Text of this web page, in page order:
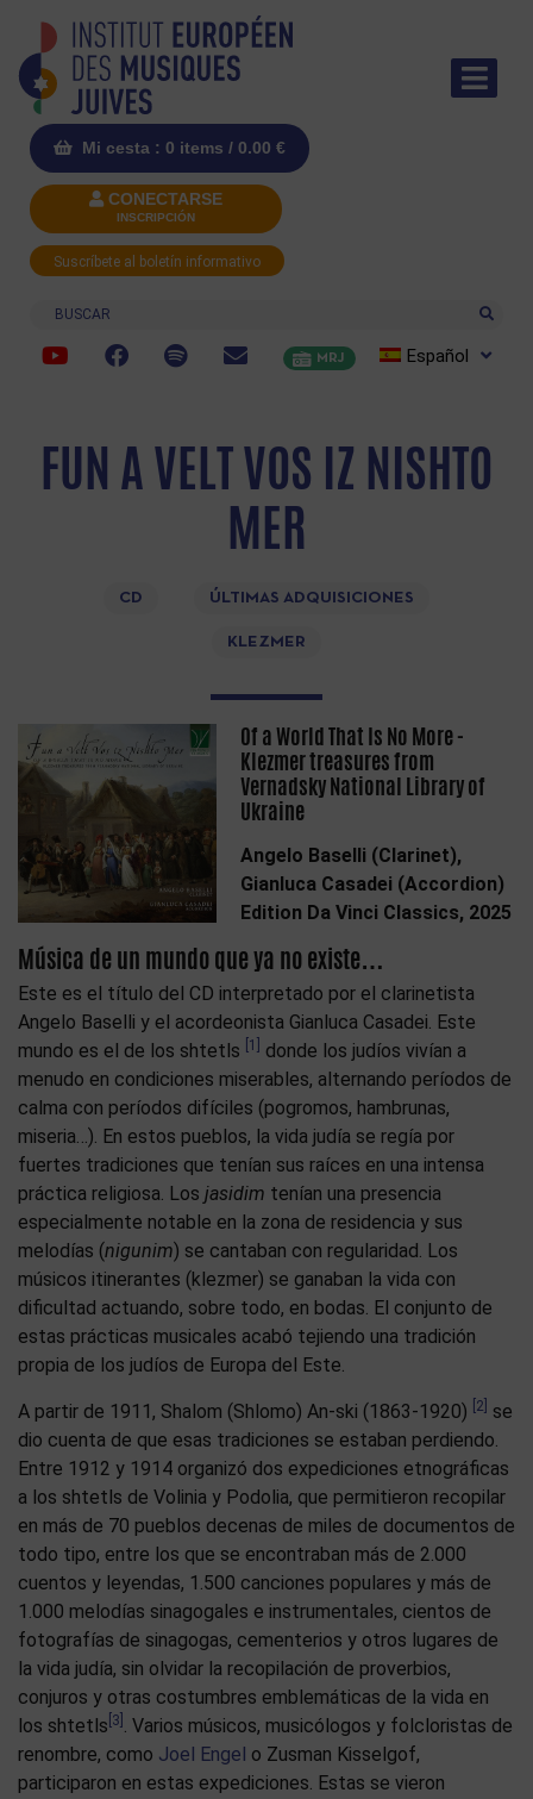
Mi cesta : 0 items / 0.00 €
CONECTARSE
INSCRIPCIÓN
Suscríbete al boletín informativo
Buscar
MRJ Español
FUN A VELT VOS IZ NISHTO
MER
CD ÚLTIMAS ADQUISICIONES
KLEZMER
Of a World That Is No More -
Klezmer treasures from
Vernadsky National Library of
Ukraine
Angelo Baselli (Clarinet),
Gianluca Casadei (Accordion)
Edition Da Vinci Classics, 2025
Música de un mundo que ya no existe…
Este es el título del CD interpretado por el clarinetista
Angelo Baselli y el acordeonista Gianluca Casadei. Este
mundo es el de los shtetls
[1]
donde los judíos vivían a
menudo en condiciones miserables, alternando períodos de
calma con períodos difíciles (pogromos, hambrunas,
miseria…). En estos pueblos, la vida judía se regía por
fuertes tradiciones que tenían sus raíces en una intensa
práctica religiosa. Los jasidim tenían una presencia
especialmente notable en la zona de residencia y sus
melodías (nigunim) se cantaban con regularidad. Los
músicos itinerantes (klezmer) se ganaban la vida con
dificultad actuando, sobre todo, en bodas. El conjunto de
estas prácticas musicales acabó tejiendo una tradición
propia de los judíos de Europa del Este.
A partir de 1911, Shalom (Shlomo) An-ski (1863-1920) [2]
se
dio cuenta de que esas tradiciones se estaban perdiendo.
Entre 1912 y 1914 organizó dos expediciones etnográficas
a los shtetls de Volinia y Podolia, que permitieron recopilar
en más de 70 pueblos decenas de miles de documentos de
todo tipo, entre los que se encontraban más de 2.000
cuentos y leyendas, 1.500 canciones populares y más de
1.000 melodías sinagogales e instrumentales, cientos de
fotografías de sinagogas, cementerios y otros lugares de
la vida judía, sin olvidar la recopilación de proverbios,
conjuros y otras costumbres emblemáticas de la vida en
los shtetls [3] . Varios músicos, musicólogos y folcloristas de
renombre, como Joel Engel o Zusman Kisselgof,
participaron en estas expediciones. Estas se vieron